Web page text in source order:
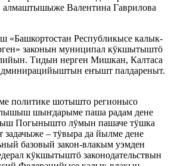
алмаштышыже Валентина Гаврилова
Республикысе калык-
законын муниципал кӱкшытыштӧ
Тидын нерген Мишкан, Калтаса
еҥышт палдареныт.
политике шотышто регионысо
шыҥдарыме паша радам дене
Погынышто лӱмын пашаче тӱшка
– тӱвыра да йылме дене
базовый закон-влакым уэмден
кӱкшытыштӧ законодательствын